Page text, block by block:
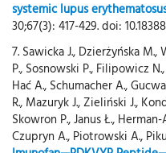
systemic lupus
30;67(3): 417-429. doi:
7. Sawicka J., Dzierżyńska M.,
P., Sosnowski P., Filipowicz
Hać A., Schumacher A.,
R., Mazuryk J., Zieliński J.,
Skowron P., Janus Ł.,
Czupryn A., Piotrowski A.,